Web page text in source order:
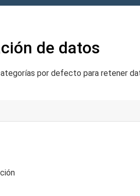
de datos
por defecto para retener